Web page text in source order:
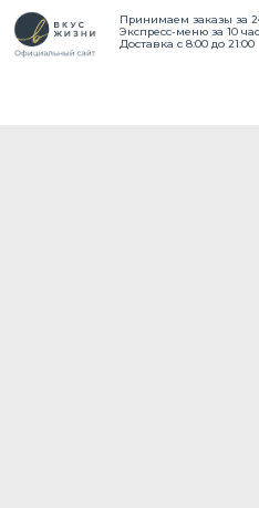
Принимаем заказы за 24 часа
Экспресс-меню за 10 часов
Доставка с 8:00 до 21:00